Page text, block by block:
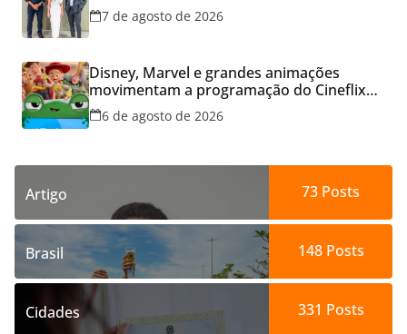
7 de agosto de 2026
Disney, Marvel e grandes animações
movimentam a programação do Cineflix
do Aparecida Shopping
6 de agosto de 2026
Artigo 73 Posts
Brasil 148Posts
Cidades 331 Posts